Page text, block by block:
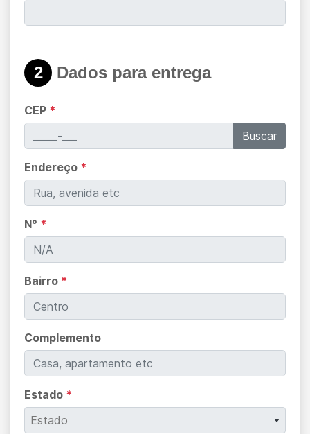
2 Dados para entrega
CEP *
Buscar
Endereço *
N° *
Bairro *
Complemento
Estado *
Estado